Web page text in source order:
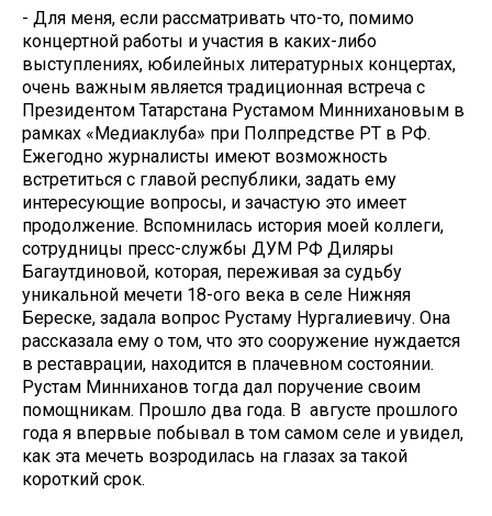
- Для меня, если рассматривать что-то, помимо
концертной работы и участия в каких-либо
выступлениях, юбилейных литературных концертах,
очень важным является традиционная встреча с
Президентом Татарстана Рустамом Миннихановым в
рамках «Медиаклуба» при Полпредстве РТ в РФ.
Ежегодно журналисты имеют возможность
встретиться с главой республики, задать ему
интересующие вопросы, и зачастую это имеет
продолжение. Вспомнилась история моей коллеги,
сотрудницы пресс-службы ДУМ РФ Диляры
Багаутдиновой, которая, переживая за судьбу
уникальной мечети 18-ого века в селе Нижняя
Береске, задала вопрос Рустаму Нургалиевичу. Она
рассказала ему о том, что это сооружение нуждается
в реставрации, находится в плачевном состоянии.
Рустам Минниханов тогда дал поручение своим
помощникам. Прошло два года. В августе прошлого
года я впервые побывал в том самом селе и увидел,
как эта мечеть возродилась на глазах за такой
короткий срок.